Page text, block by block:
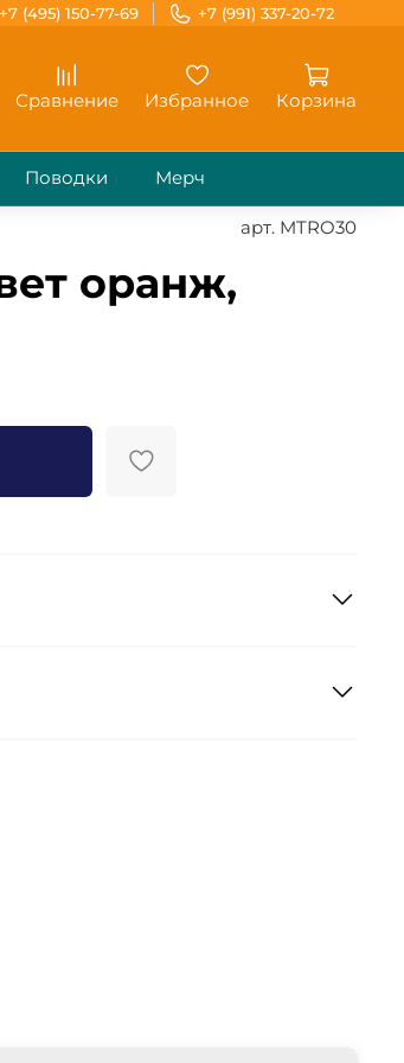
+7 (495) 150-77-69 +7 (991) 337-20-72
Сравнение Избранное Корзина
Поводки Мерч
арт. MTRO30
оранж,